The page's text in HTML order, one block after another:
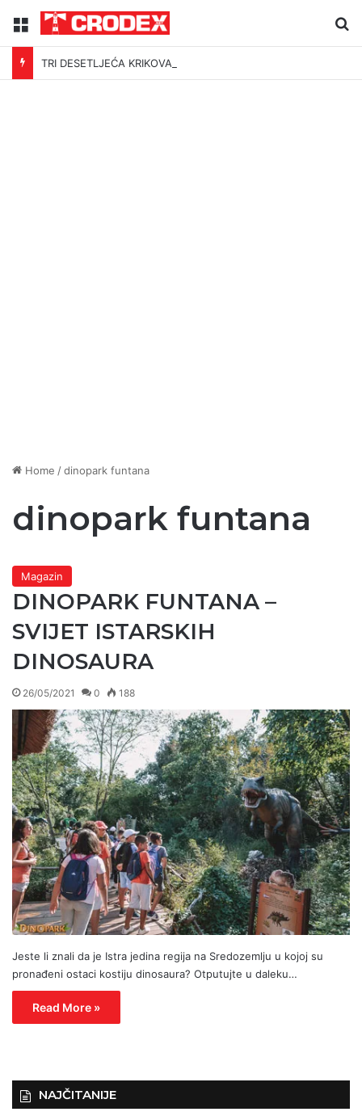
Menu
TRI DESETLJEĆA KRIKOVA OČAJNIKA
Home /dinopark funtana
dinopark funtana
Magazin
DINOPARK FUNTANA –
SVIJET ISTARSKIH
DINOSAURA
26/05/2021 0 188
Jeste li znali da je Istra jedina regija na Sredozemlju u kojoj su
pronađeni ostaci kostiju dinosaura? Otputujte u daleku…
Read More »
NAJČITANIJE